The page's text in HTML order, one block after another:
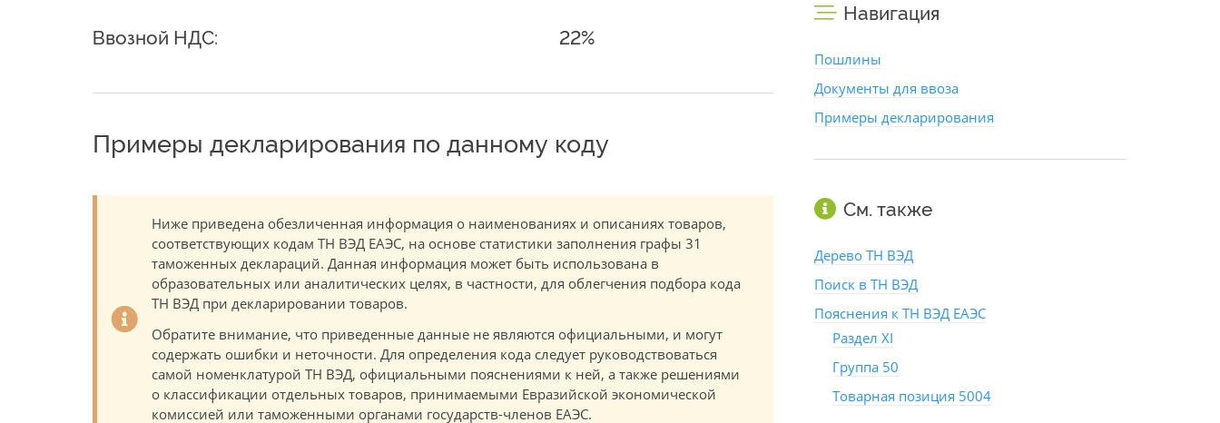
Ввозной НДС: 22%
Примеры декларирования по данному коду
Ниже приведена обезличенная информация о наименованиях и описаниях товаров,
соответствующих кодам ТН ВЭД ЕАЭС, на основе статистики заполнения графы 31
таможенных деклараций. Данная информация может быть использована в
образовательных или аналитических целях, в частности, для облегчения подбора кода
ТН ВЭД при декларировании товаров.
Обратите внимание, что приведенные данные не являются официальными, и могут
содержать ошибки и неточности. Для определения кода следует руководствоваться
самой номенклатурой ТН ВЭД, официальными пояснениями к ней, а также решениями
о классификации отдельных товаров, принимаемыми Евразийской экономической
комиссией или таможенными органами государств-членов ЕАЭС.
Навигация
Пошлины
Документы для ввоза
Примеры декларирования
См. также
Дерево ТН ВЭД
Поиск в ТН ВЭД
Пояснения к ТН ВЭД ЕАЭС
Раздел XI
Группа 50
Товарная позиция 5004